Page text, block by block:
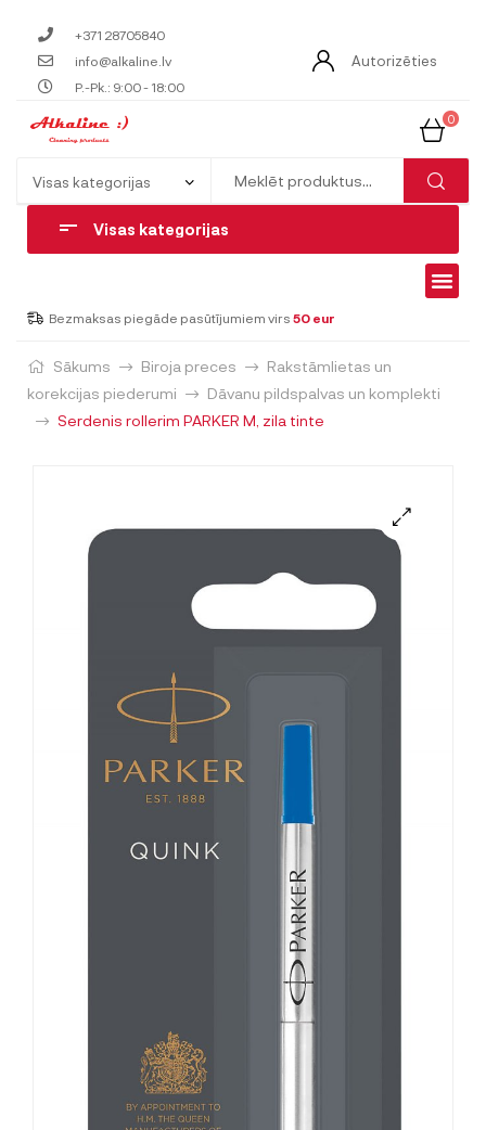
+371 28705840
info@alkaline.lv
P.-Pk.: 9:00 - 18:00
Autorizēties
0
Visas kategorijas
Bezmaksas piegāde pasūtījumiem virs 50 eur
Sākums Biroja preces
Rakstāmlietas un
korekcijas piederumi
Dāvanu pildspalvas un komplekti
Serdenis rollerim PARKER M, zila tinte